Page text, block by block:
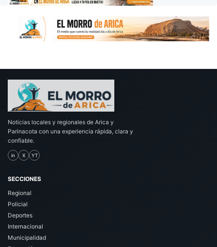
Noticias locales y regionales de Arica y
Parinacota con una experiencia rápida, clara y
confiable.
in X YT
SECCIONES
Regional
Policial
Deportes
Internacional
Municipalidad